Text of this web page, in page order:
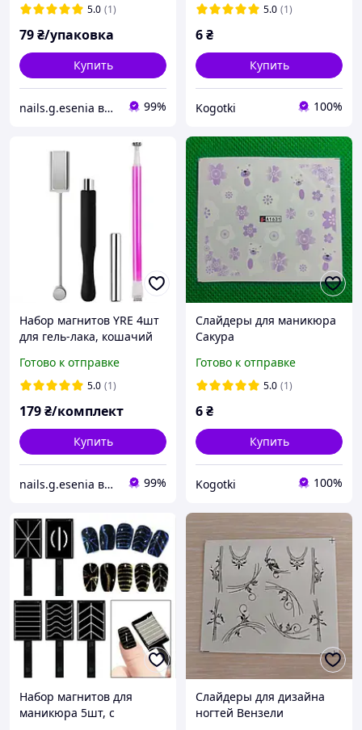
5.0 (1)
79₴/упаковка
Купить
nails.g.esenia все для маникюра 99%
5.0 (1)
6₴
Купить
Kogotki 100%
Набор магнитов YRE 4шт
для гель-лака, кошачий
Готово к отправке
5.0 (1)
179₴/комплект
Купить
nails.g.esenia все для маникюра 99%
Слайдеры для маникюра
Сакура
Готово к отправке
5.0 (1)
6₴
Купить
Kogotki 100%
Набор магнитов для
маникюра 5шт, с
Слайдеры для дизайна
ногтей Вензели